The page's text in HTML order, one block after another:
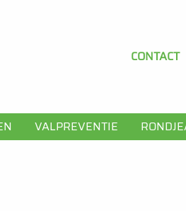
CONTACT
VALPREVENTIE